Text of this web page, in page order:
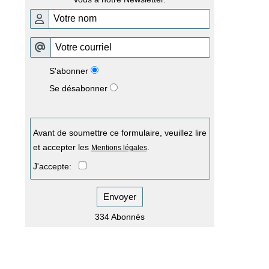
S'abonner
Se désabonner
Avant de soumettre ce formulaire, veuillez lire
et accepter les Mentions légales.
J'accepte:
Envoyer
334 Abonnés